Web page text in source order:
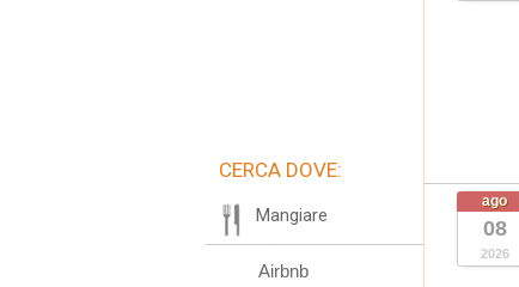
ago
08
2026
CERCA DOVE:
Mangiare
Airbnb